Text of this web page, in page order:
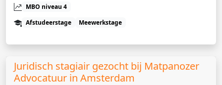
MBO niveau 4
Afstudeerstage
Meewerkstage
Juridisch stagiair gezocht bij Matpanozer
Advocatuur in Amsterdam